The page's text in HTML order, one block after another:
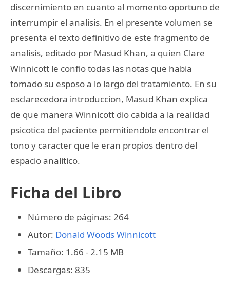
discernimiento en cuanto al momento oportuno de
interrumpir el analisis. En el presente volumen se
presenta el texto definitivo de este fragmento de
analisis, editado por Masud Khan, a quien Clare
Winnicott le confio todas las notas que habia
tomado su esposo a lo largo del tratamiento. En su
esclarecedora introduccion, Masud Khan explica
de que manera Winnicott dio cabida a la realidad
psicotica del paciente permitiendole encontrar el
tono y caracter que le eran propios dentro del
espacio analitico.
Ficha del Libro
Número de páginas: 264
Autor: Donald Woods Winnicott
Tamaño: 1.66 - 2.15 MB
Descargas: 835